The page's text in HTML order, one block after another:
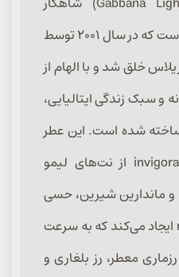
کلاسیک برند دولچه گابانا است که در سال ۲۰۰۱ توسط
خلق شد و با الهام از
و سبک زندگی ایتالیایی،
ساخته شده است. این عطر
با شروع citrusy و invigorating از نت‌های لیمو
و ماندارین شیرین، حسی
پرانرژی و mouthwatering ایجاد می‌کند که به سرعت
معطر، رز بلغاری و